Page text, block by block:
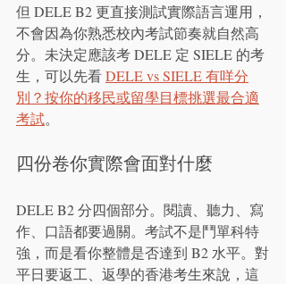
但 DELE B2 更直接測試實際語言運用，
不會因為你熟悉校內考試節奏就自然高
分。未決定應該考 DELE 定 SIELE 的考
生，可以先看 DELE vs SIELE 有咩分
別？按你的移民或留學目標挑選最合適
考試。
四份卷你實際會面對什麼
DELE B2 分四個部分。閱讀、聽力、寫
作、口語都要過關。考試不是鬥單科特
強，而是看你整體是否達到 B2 水平。對
平日要返工、返學的香港考生來說，這